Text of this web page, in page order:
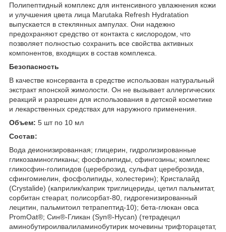
Полипептидный комплекс для интенсивного увлажнения кожи
и улучшения цвета лица Marutaka Refresh Hydratation
выпускается в стеклянных ампулах. Они надежно
предохраняют средство от контакта с кислородом, что
позволяет полностью сохранить все свойства активных
компонентов, входящих в состав комплекса.
Безопасность
В качестве консерванта в средстве использован натуральный
экстракт японской жимолости. Он не вызывает аллергических
реакций и разрешен для использования в детской косметике
и лекарственных средствах для наружного применения.
Объем: 5 шт по 10 мл
Состав:
Вода деионизированная; глицерин, гидролизированные
гликозаминогликаны; фосфолипиды, сфингозины; комплекс
гликосфин-голипидов (цереброзид, сульфат цереброзида,
сфингомиелин, фосфолипиды, холестерин); Кристалайд
(Crystalide) (каприлик/каприк триглицериды, цетил пальмитат,
сорбитан стеарат, полисорбат-80, гидрогенизированный
лецитин, пальмитоил тетрапептид-10); бета-глюкан овса
PromOat®; Син®-Гликан (Syn®-Hycan) (тетрадецил
аминобутироилвалиламинобутирик мочевины трифторацетат,